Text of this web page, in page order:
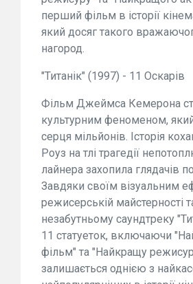
перший фільм в історії
який досяг такого
нагород.
"Титанік" (1997) - 11 Оскарів
Фільм Джеймса Кемерона
культурним феноменом,
серця мільйонів. Історія
Роуз на тлі трагедії
лайнера захопила глядачів
Завдяки своїм візуальним
режисерській майстерності
незабутньому саундтреку
11 статуеток, включаючи
фільм" та "Найкращу
залишається однією з